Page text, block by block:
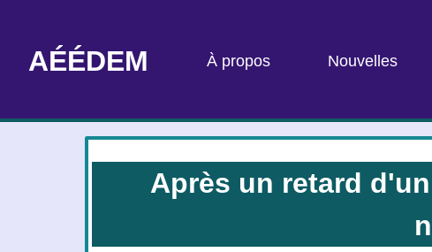
AÉÉDEM À propos Nouvelles
Après un retard